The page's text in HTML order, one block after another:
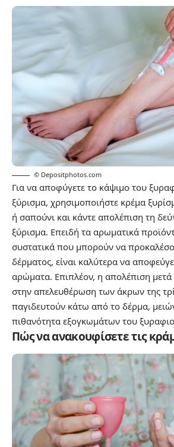
© Depositphotos.com
Για να αποφύγετε το κάψιμο του
ξύρισμα, χρησιμοποιήστε κρέμα
ή σαπούνι και κάντε απολέπιση τη
ξύρισμα. Επειδή τα αρωματικά
συστατικά που μπορούν να
δέρματος, είναι καλύτερα να
αρώματα. Επιπλέον, η απολέπιση
στην απελευθέρωση των άκρων της
παγιδευτούν κάτω από το δέρμα,
πιθανότητα εξογκωμάτων του
Πώς να ανακουφίσετε τις